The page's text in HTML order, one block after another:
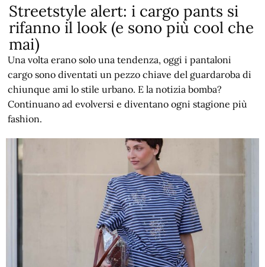
Streetstyle alert: i cargo pants si
rifanno il look (e sono più cool che
mai)
Una volta erano solo una tendenza, oggi i pantaloni
cargo sono diventati un pezzo chiave del guardaroba di
chiunque ami lo stile urbano. E la notizia bomba?
Continuano ad evolversi e diventano ogni stagione più
fashion.